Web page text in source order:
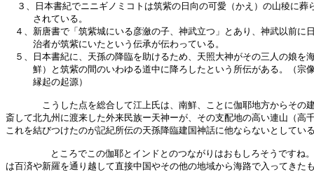
３、日本書紀でニニギノミコトは筑紫の日向の可愛（かえ）の山稜に葬
されている。
４、新唐書で「筑紫城にいる彦瀲の子、神武立つ」とあり、神武以前に
治者が筑紫にいたという伝承が伝わっている。
５、日本書紀に、天孫の降臨を助けるため、天照大神がその三人の娘を
鮮）と筑紫の間のいわゆる道中に降ろしたという所伝がある。（宗
縁起の起源）
こうした点を総合して江上氏は、南鮮、ことに伽耶地方からその
斎して北九州に渡来した外来民族ー天神ーが、その支配地の高い連山（高
これを結びつけたのが記紀所伝の天孫降臨建国神話に他ならないとしてい
ところでこの伽耶とインドとのつながりはおもしろそうですね
は百済や新羅を通り越して直接中国やその他の地域から海路で入ってきた